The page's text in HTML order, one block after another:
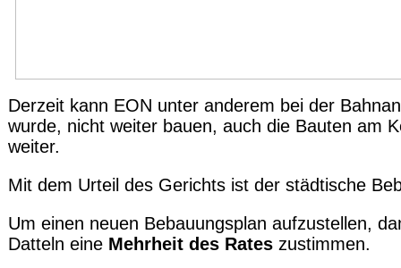
Derzeit kann EON unter anderem bei der
wurde, nicht weiter bauen, auch die Bauten am
weiter.
Mit dem Urteil des Gerichts ist der städtische
Um einen neuen Bebauungsplan aufzustellen,
Datteln eine Mehrheit des Rates zustimmen.